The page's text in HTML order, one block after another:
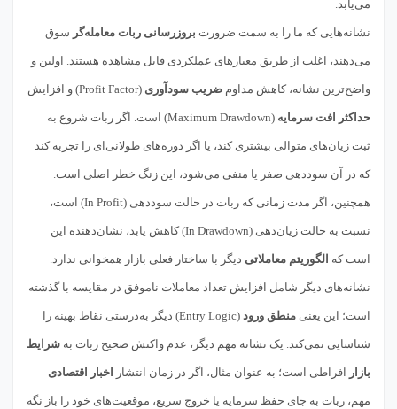
می‌یابد.
نشانه‌هایی که ما را به سمت ضرورت بروزرسانی ربات معامله‌گر سوق
می‌دهند، اغلب از طریق معیارهای عملکردی قابل مشاهده هستند. اولین و
واضح‌ترین نشانه، کاهش مداوم ضریب سودآوری (Profit Factor) و افزایش
حداکثر افت سرمایه (Maximum Drawdown) است. اگر ربات شروع به
ثبت زیان‌های متوالی بیشتری کند، یا اگر دوره‌های طولانی‌ای را تجربه کند
که در آن سوددهی صفر یا منفی می‌شود، این زنگ خطر اصلی است.
همچنین، اگر مدت زمانی که ربات در حالت سوددهی (In Profit) است،
نسبت به حالت زیان‌دهی (In Drawdown) کاهش یابد، نشان‌دهنده این
است که الگوریتم معاملاتی دیگر با ساختار فعلی بازار همخوانی ندارد.
نشانه‌های دیگر شامل افزایش تعداد معاملات ناموفق در مقایسه با گذشته
است؛ این یعنی منطق ورود (Entry Logic) دیگر به‌درستی نقاط بهینه را
شناسایی نمی‌کند. یک نشانه مهم دیگر، عدم واکنش صحیح ربات به شرایط
بازار افراطی است؛ به عنوان مثال، اگر در زمان انتشار اخبار اقتصادی
مهم، ربات به جای حفظ سرمایه یا خروج سریع، موقعیت‌های خود را باز نگه